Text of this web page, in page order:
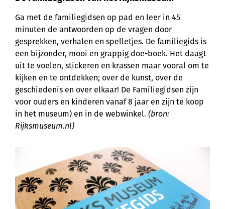
Ga met de familiegidsen op pad en leer in 45
minuten de antwoorden op de vragen door
gesprekken, verhalen en spelletjes. De familiegids is
een bijzonder, mooi en grappig doe-boek. Het daagt
uit te voelen, stickeren en krassen maar vooral om te
kijken en te ontdekken; over de kunst, over de
geschiedenis en over elkaar! De Familiegidsen zijn
voor ouders en kinderen vanaf 8 jaar en zijn te koop
in het museum) en in de webwinkel. (bron:
Rijksmuseum.nl)